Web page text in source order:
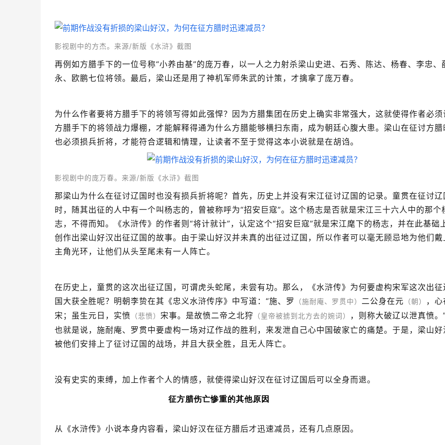
影视剧中的方杰。来源/新版《水浒》截图
再例如方腊手下的一位号称“小养由基”的庞万春，以一人之力射杀梁山史进、石秀、陈达、杨春、李忠、
永、欧鹏七位将领。最后，梁山还是用了神机军师朱武的计策，才擒拿了庞万春。
为什么作者要将方腊手下的将领写得如此强悍？因为方腊集团在历史上确实非常强大，这就使得作者必须
方腊手下的将领战力爆棚，才能解释得通为什么方腊能够横扫东南，成为朝廷心腹大患。梁山在征讨方腊
也必须损兵折将，才能符合逻辑和情理，让读者不至于觉得这本小说就是在胡诌。
影视剧中的庞万春。来源/新版《水浒》截图
那梁山为什么在征讨辽国时也没有损兵折将呢？首先，历史上并没有宋江征讨辽国的记录。童贯在征讨辽
时，随其出征的人中有一个叫杨志的，曾被称呼为“招安巨寇”。这个杨志是否就是宋江三十六人中的那个
志，不得而知。《水浒传》的作者则“将计就计”，认定这个“招安巨寇”就是宋江麾下的杨志，并在此基础
创作出梁山好汉出征辽国的故事。由于梁山好汉并未真的出征过辽国，所以作者可以毫无顾忌地为他们戴
主角光环，让他们从头至尾未有一人阵亡。
在历史上，童贯的这次出征辽国，可谓虎头蛇尾，未尝有功。那么，《水浒传》为何要虚构宋军这次出征
国大获全胜呢？明朝李贽在其《忠义水浒传序》中写道：“施、罗
（施耐庵、罗贯中） 二公身在元 （朝）
，心
宋；虽生元日，实愤 （悲愤） 宋事。是故愤二帝之北狩 （皇帝被掳到北方去的婉词）
，则称大破辽以泄真愤。
也就是说，施耐庵、罗贯中要虚构一场对辽作战的胜利，来发泄自己心中国破家亡的痛楚。于是，梁山好
被他们安排上了征讨辽国的战场，并且大获全胜，且无人阵亡。
没有史实的束缚，加上作者个人的情感，就使得梁山好汉在征讨辽国后可以全身而退。
征方腊伤亡惨重的其他原因
从《水浒传》小说本身内容看，梁山好汉在征方腊后才迅速减员，还有几点原因。